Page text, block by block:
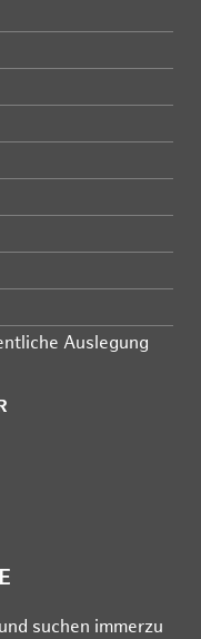
Auslegung
su­chen im­mer­zu